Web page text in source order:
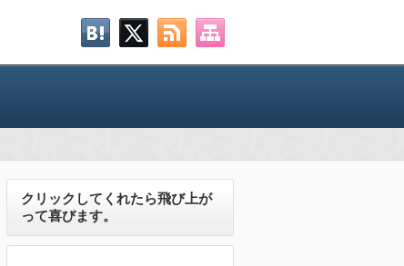
クリックしてくれたら飛び上が
って喜びます。